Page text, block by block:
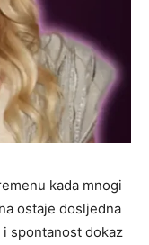
kada mnogi
ostaje dosljedna
spontanost dokaz